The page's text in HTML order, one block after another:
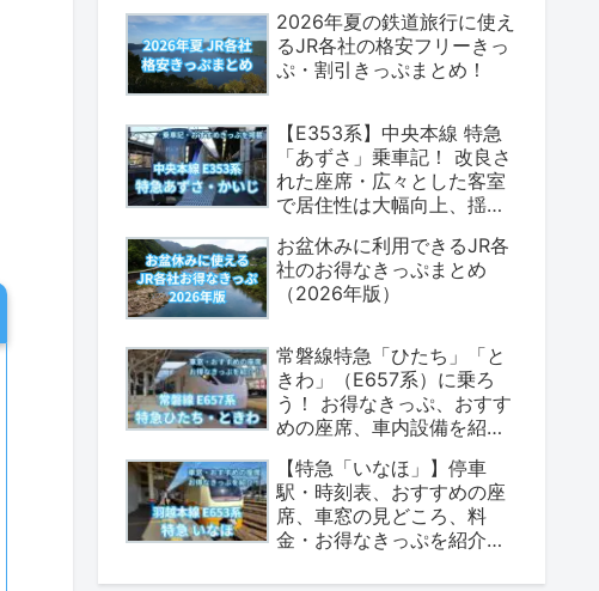
2026年夏の鉄道旅行に使え
るJR各社の格安フリーきっ
ぷ・割引きっぷまとめ！
【E353系】中央本線 特急
「あずさ」乗車記！ 改良さ
れた座席・広々とした客室
で居住性は大幅向上、揺れ
（座席表・荷物置場の情報
あり）
お盆休みに利用できるJR各
社のお得なきっぷまとめ
（2026年版）
常磐線特急「ひたち」「と
きわ」（E657系）に乗ろ
う！ お得なきっぷ、おすす
めの座席、車内設備を紹介
【特急「いなほ」】停車
駅・時刻表、おすすめの座
席、車窓の見どころ、料
金・お得なきっぷを紹介し